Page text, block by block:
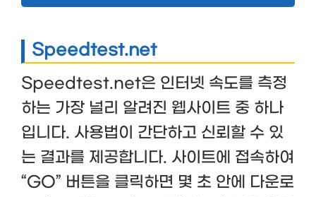
Speedtest.net
Speedtest.net은 인터넷 속도를 측정
하는 가장 널리 알려진 웹사이트 중 하나
입니다. 사용법이 간단하고 신뢰할 수 있
는 결과를 제공합니다. 사이트에 접속하여
“GO” 버튼을 클릭하면 몇 초 안에 다운로